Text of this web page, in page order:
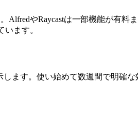
やRaycastは一部機能が有料
ます。
ます。使い始めて数週間で明確な